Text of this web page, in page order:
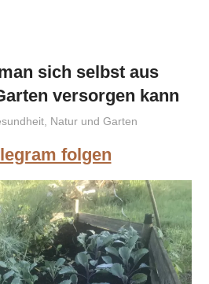
sich selbst aus
versorgen kann
Vogt , Natur und Garten
folgen